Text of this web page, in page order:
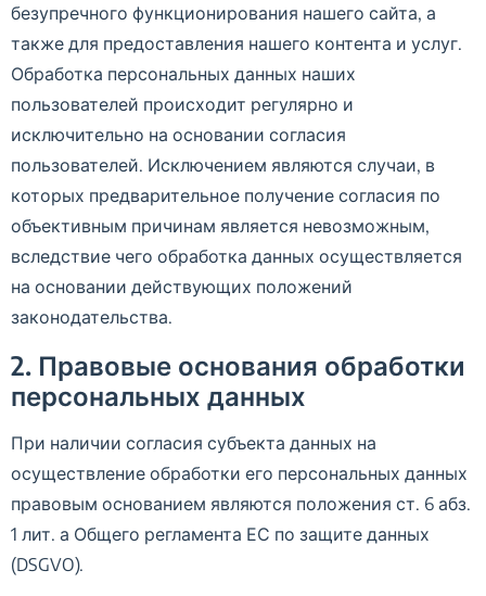
безупречного функционирования нашего сайта, а
также для предоставления нашего контента и услуг.
Обработка персональных данных наших
пользователей происходит регулярно и
исключительно на основании согласия
пользователей. Исключением являются случаи, в
которых предварительное получение согласия по
объективным причинам является невозможным,
вследствие чего обработка данных осуществляется
на основании действующих положений
законодательства.
2. Правовые основания обработки
персональных данных
При наличии согласия субъекта данных на
осуществление обработки его персональных данных
правовым основанием являются положения ст. 6 абз.
1 лит. а Общего регламента ЕС по защите данных
(DSGVO).